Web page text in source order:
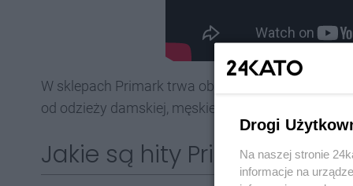
W sklepach Primark trwa obecnie zimowa
od odzieży damskiej, męskiej i dziecięcej, po
Jakie są hity Primarka w
Drogi
Na naszej stronie
informacje na